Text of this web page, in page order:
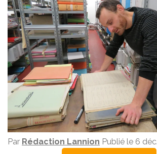
Par Rédaction Lannion Publié le 6